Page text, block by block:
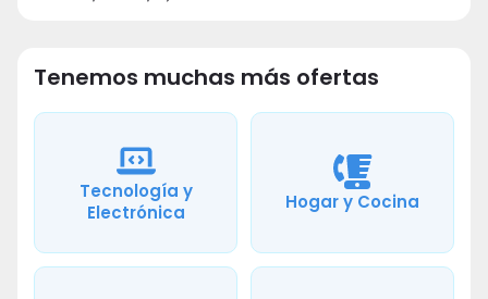
Tenemos muchas más ofertas
Tecnología y
Electrónica
Hogar y Cocina